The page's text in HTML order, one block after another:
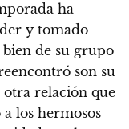
ha
y tomado
de su grupo
son su
relación que
los hermosos